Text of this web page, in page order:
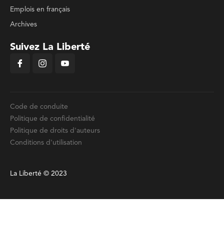
Emplois en français
Archives
Suivez La Liberté
Code de conduite
Politique de confidentialité
Politique de droits d'auteurs
Conditions d'utilisation
La Liberté © 2023